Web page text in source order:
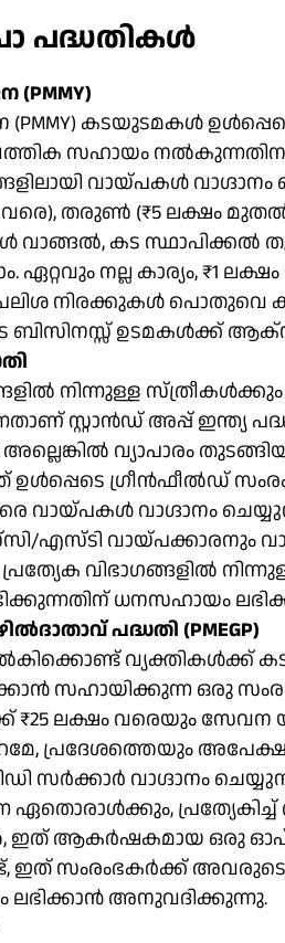
പദ്ധതികൾ
(PMMY)
(PMMY) കടയുടമകൾ
സഹായം
വായ്പകൾ
വരെ), തരുൺ (₹5 ലക്ഷം മുതൽ
കട സ്ഥാപിക്കൽ
ഏറ്റവും നല്ല കാര്യം, ₹1
നിരക്കുകൾ പൊതുവെ
ബിസിനസ്സ് ഉടമകൾക്ക്
നിന്നുള്ള
സ്റ്റാൻഡ് അപ്പ് ഇന്ത്യ
വ്യാപാരം
ഗ്രീൻഫീൽഡ്
വായ്പകൾ വാഗ്ദാനം
എസ്ടി വായ്പക്കാരനും
വിഭാഗങ്ങളിൽ
ധനസഹായം
പദ്ധതി (PMEGP)
വ്യക്തികൾക്ക്
സഹായിക്കുന്ന ഒരു
₹25 ലക്ഷം വരെയും
പ്രദേശത്തെയും
സർക്കാർ വാഗ്ദാനം
ഇത് ആകർഷകമായ ഒരു
ഇത് സംരംഭകർക്ക്
അനുവദിക്കുന്നു.